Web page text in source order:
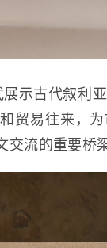
示古代叙利
贸易往来，
交流的重要桥